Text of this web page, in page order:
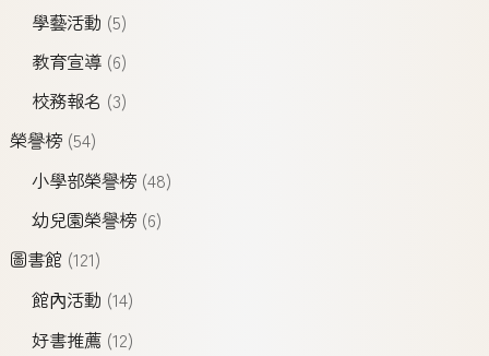
學藝活動 (5)
教育宣導(6)
校務報名 (3)
榮譽榜(54)
小學部榮譽榜(48)
幼兒園榮譽榜(6)
圖書館(121)
館內活動 (14)
好書推薦(12)